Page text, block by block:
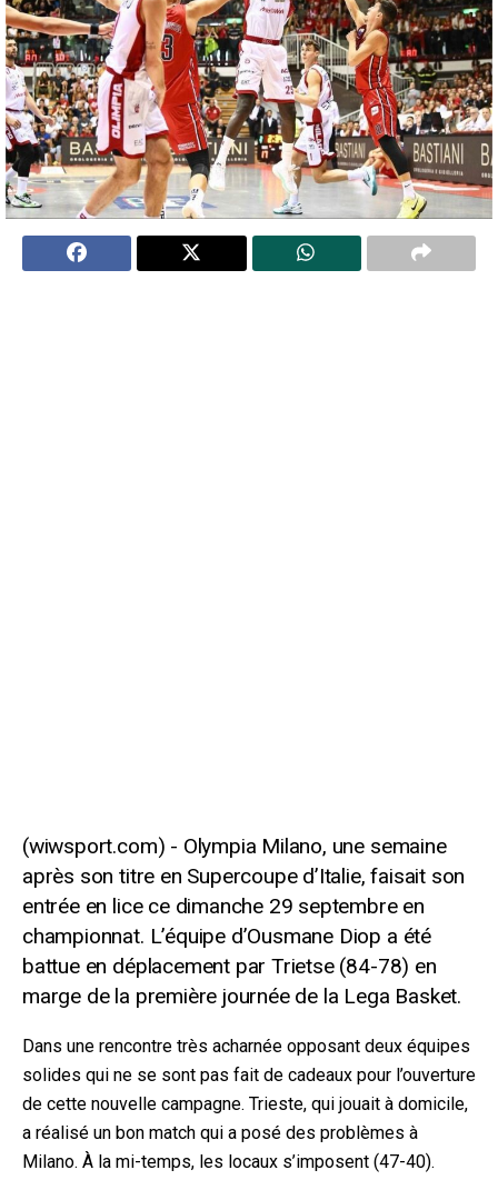
Olympia Milano, une semaine
après son titre en Supercoupe d’Italie, faisait son
entrée en lice ce dimanche 29 septembre en
championnat. L’équipe d’Ousmane Diop a été
battue en déplacement par Trietse (84-78) en
marge de la première journée de la Lega Basket.
Dans une rencontre très acharnée opposant deux équipes
solides qui ne se sont pas fait de cadeaux pour l’ouverture
de cette nouvelle campagne. Trieste, qui jouait à domicile,
a réalisé un bon match qui a posé des problèmes à
Milano. À la mi-temps, les locaux s’imposent (47-40).